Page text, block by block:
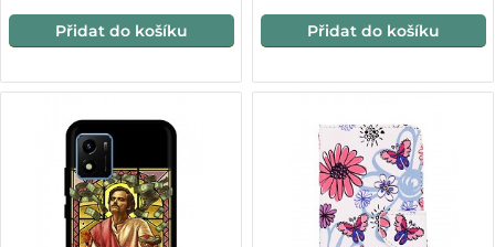
Přidat do košíku Přidat do košíku